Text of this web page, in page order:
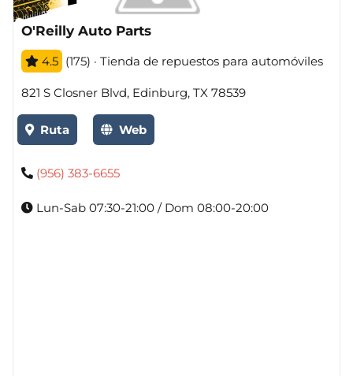
O'Reilly Auto Parts
4.5 (175) · Tienda de repuestos para automóviles
821 S Closner Blvd, Edinburg, TX 78539
Ruta Web
(956) 383-6655
Lun-Sab 07:30-21:00 / Dom 08:00-20:00